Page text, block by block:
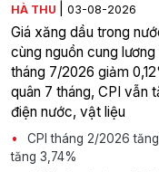
HÀ THU 03-08-2026
Giá xăng dầu trong
cùng nguồn cung
tháng 7/2026 giảm
quân 7 tháng, CPI vẫn
điện nước, vật liệu
CPI tháng 2/2026
tăng 3,74%